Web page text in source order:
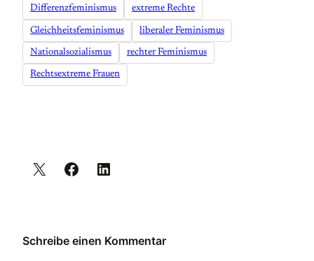
Differenzfeminismus extreme Rechte
Gleichheitsfeminismus liberaler Feminismus
Nationalsozialismus rechter Feminismus
Rechtsextreme Frauen
Schreibe einen Kommentar